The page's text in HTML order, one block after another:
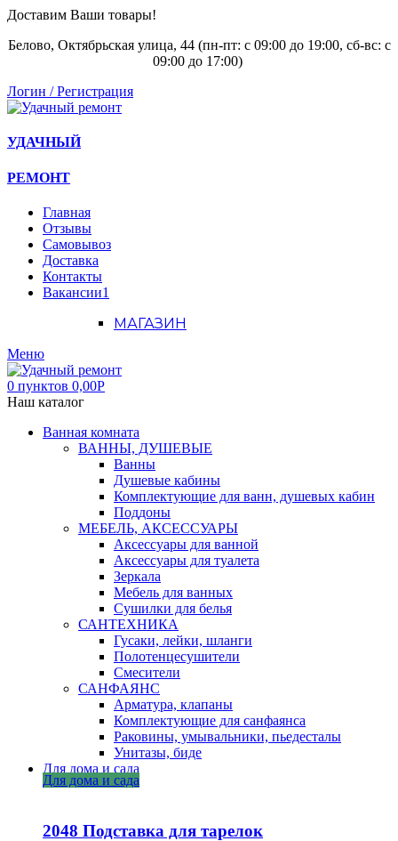
Доставим Ваши товары!
Белово, Октябрьская улица, 44 (пн-пт: с 09:00 до 19:00, сб-вс: с
09:00 до 17:00)
Логин / Регистрация
УДАЧНЫЙ
РЕМОНТ
Главная
Отзывы
Самовывоз
Доставка
Контакты
Вакансии1
МАГАЗИН
Меню
0 пунктов 0,00Р
Наш каталог
Ванная комната
ВАННЫ, ДУШЕВЫЕ
Ванны
Душевые кабины
Комплектующие для ванн, душевых кабин
Поддоны
МЕБЕЛЬ, АКСЕССУАРЫ
Аксессуары для ванной
Аксессуары для туалета
Зеркала
Мебель для ванных
Сушилки для белья
САНТЕХНИКА
Гусаки, лейки, шланги
Полотенцесушители
Смесители
САНФАЯНС
Арматура, клапаны
Комплектующие для санфаянса
Раковины, умывальники, пьедесталы
Унитазы, биде
Для дома и сада
Для дома и сада
2048 Подставка для тарелок